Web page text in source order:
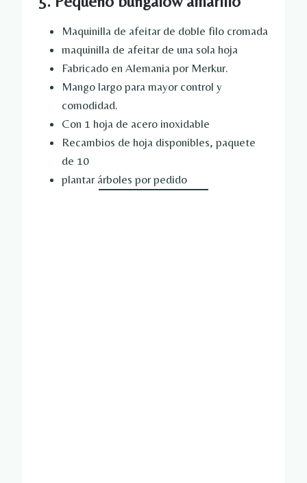
Maquinilla de afeitar de doble filo cromada
maquinilla de afeitar de una sola hoja
Fabricado en Alemania por Merkur.
Mango largo para mayor control y
comodidad.
Con 1 hoja de acero inoxidable
Recambios de hoja disponibles, paquete
de 10
plantar árboles por pedido